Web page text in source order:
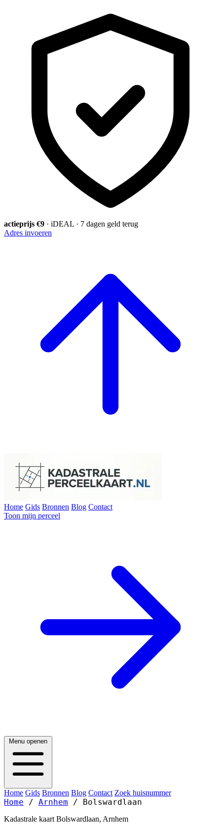
actieprijs €9 · iDEAL · 7 dagen geld terug
Adres invoeren
Home Gids Bronnen Blog Contact
Toon mijn perceel
Menu openen
Home Gids Bronnen Blog Contact Zoek huisnummer
Home / Arnhem / Bolswardlaan
Kadastrale kaart Bolswardlaan, Arnhem